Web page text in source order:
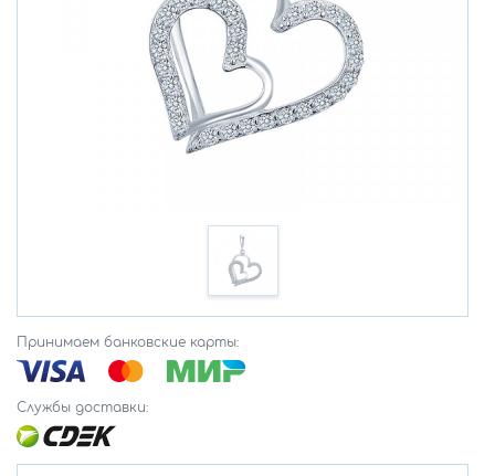
Принимаем банковские карты:
Службы доставки: